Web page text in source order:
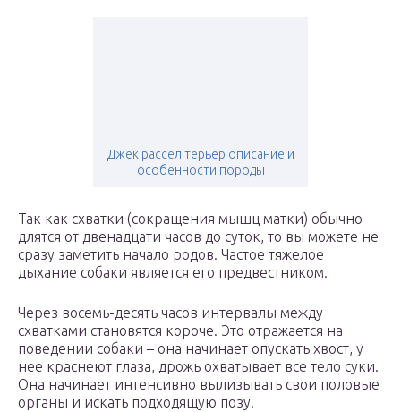
Джек рассел терьер описание и
особенности породы
Так как схватки (сокращения мышц матки) обычно
длятся от двенадцати часов до суток, то вы можете не
сразу заметить начало родов. Частое тяжелое
дыхание собаки является его предвестником.
Через восемь-десять часов интервалы между
схватками становятся короче. Это отражается на
поведении собаки – она начинает опускать хвост, у
нее краснеют глаза, дрожь охватывает все тело суки.
Она начинает интенсивно вылизывать свои половые
органы и искать подходящую позу.